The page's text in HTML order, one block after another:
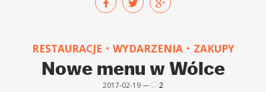
RESTAURACJE WYDARZENIA ZAKUPY
Nowe menu w Wólce
2017-02-19 — 2